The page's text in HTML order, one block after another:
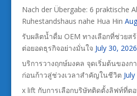
Nach der Übergabe: 6 praktische
Ruhestandshaus nahe Hua Hin
รับผลิตน้ำดื่ม OEM ทางเลือกที่ช่วยส
ต่อยอดธุรกิจอย่างมั่นใจ July 30, 2026
บริการวางฤกษ์มงคล จุดเริ่มต้นของก
ก่อนก้าวสู่ช่วงเวลาสำคัญในชีวิต
x lift กับการเลือกบริษัทติดตั้งลิฟท์ที่ต